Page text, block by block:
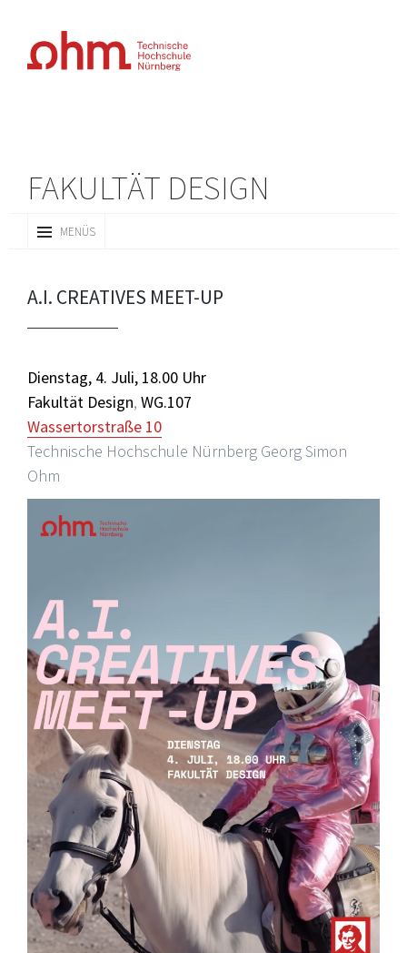
FAKULTÄT DESIGN
MENÜS
INHALT
A.I. CREATIVES MEET-UP
Dienstag, 4. Juli, 18.00 Uhr
Fakultät Design, WG.107
Wassertorstraße 10
Technische Hochschule Nürnberg Georg Simon
Ohm